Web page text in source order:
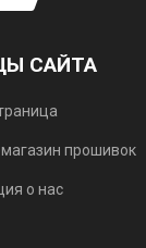
САЙТА
прошивок
о нас